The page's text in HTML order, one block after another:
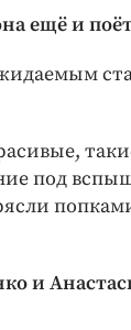
ещё и
под
и